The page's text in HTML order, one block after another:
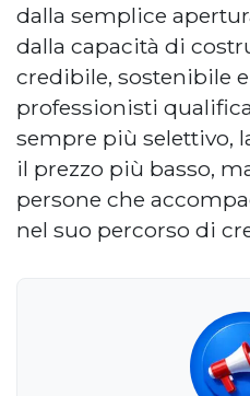
dalla semplice
dalla capacità di
credibile, sostenibile
professionisti
sempre più selettivo,
il prezzo più basso,
persone che
nel suo percorso di